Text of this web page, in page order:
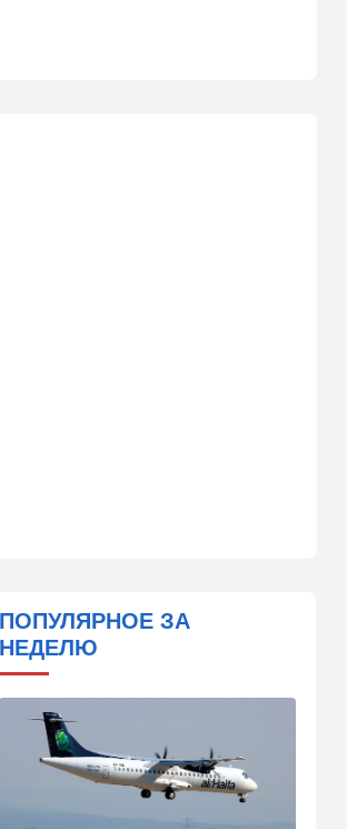
08:49 Новости Украины
Деньги
Как торговые сети
манипулируют вами,
заставляя вас
ПОПУЛЯРНОЕ ЗА
НЕДЕЛЮ